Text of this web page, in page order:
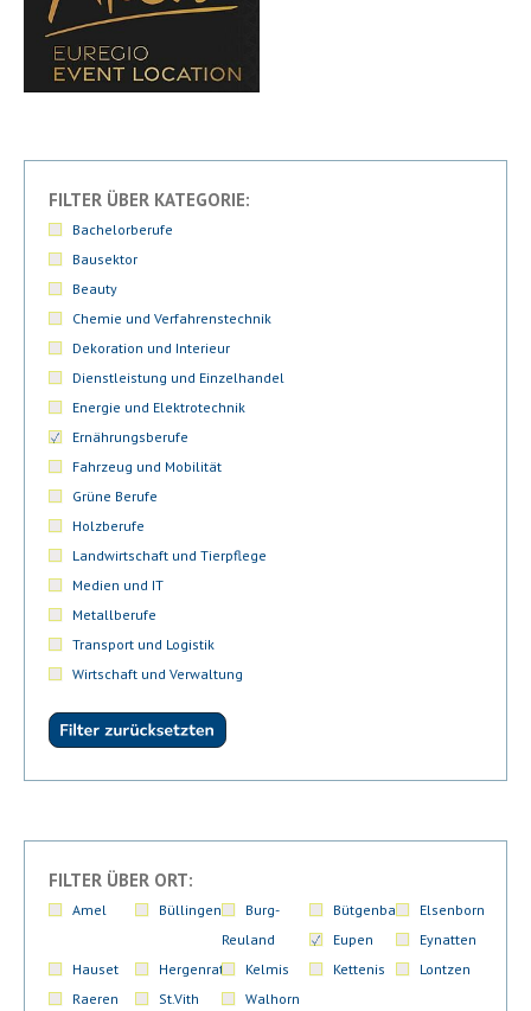
FILTER ÜBER KATEGORIE:
Bachelorberufe
Bausektor
Beauty
Chemie und Verfahrenstechnik
Dekoration und Interieur
Dienstleistung und Einzelhandel
Energie und Elektrotechnik
Ernährungsberufe
Fahrzeug und Mobilität
Grüne Berufe
Holzberufe
Landwirtschaft und Tierpflege
Medien und IT
Metallberufe
Transport und Logistik
Wirtschaft und Verwaltung
FILTER ÜBER ORT:
Amel Büllingen
Burg-
Reuland
Bütgenbach
Elsenborn
Eupen
Eynatten
Hauset
Hergenrath Kelmis Kettenis
Lontzen
Raeren
St.Vith Walhorn